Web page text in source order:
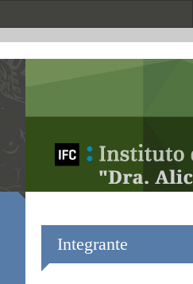
Integrante